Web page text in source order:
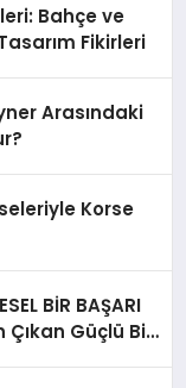
Bahçe ve
Fikirleri
Arasındaki
Korse
BİR BAŞARI
Çıkan Güçlü Bir